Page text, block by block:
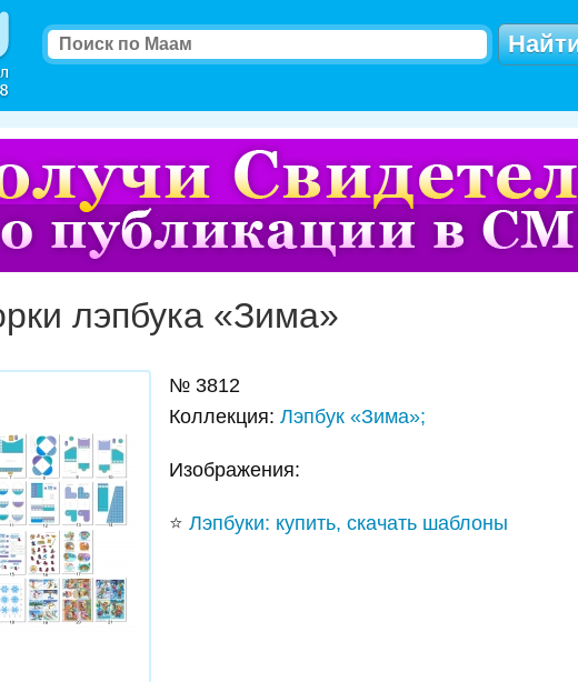
лэпбука «Зима»
№ 3812
Коллекция:Лэпбук «Зима»;
Изображения:
⭐Лэпбуки: купить, скачать шаблоны